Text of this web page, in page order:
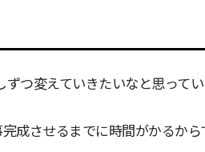
つ変えていきたいなと思ってい
成させるまでに時間がかるから